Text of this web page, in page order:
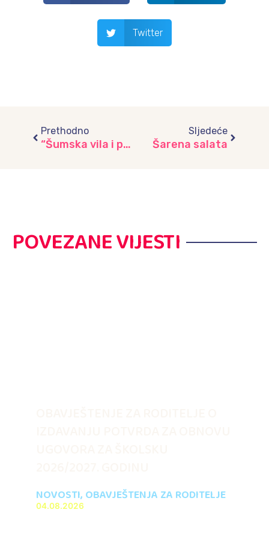
Twitter
Prethodno
“Šumska vila i patuljci umjetnici”
Sljedeće
Šarena salata
POVEZANE VIJESTI
NOVOSTI, OBAVJEŠTENJA ZA RODITELJE
04.08.2026